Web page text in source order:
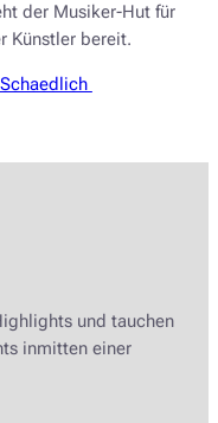
der Musiker-Hut für
Künstler bereit.
und tauchen
inmitten einer